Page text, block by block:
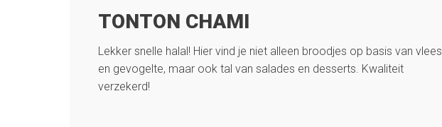
TONTON CHAMI
Lekker snelle halal! Hier vind je niet alleen broodjes op basis van vlees
en gevogelte, maar ook tal van salades en desserts. Kwaliteit
verzekerd!